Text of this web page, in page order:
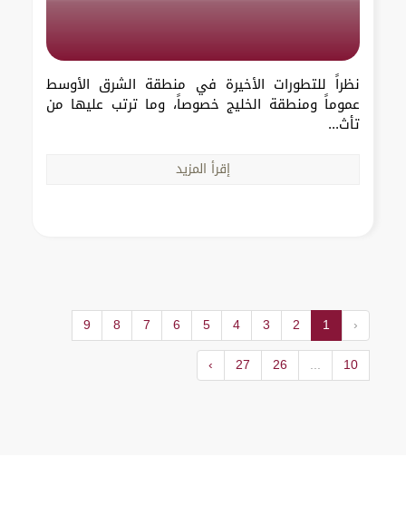
نظراً للتطورات الأخيرة في منطقة الشرق الأوسط
عموماً ومنطقة الخليج خصوصاً، وما ترتب عليها من
تأث...
إقرأ المزيد
‹
1
2
3
4
5
6
7
8
9
10
...
26
27
›